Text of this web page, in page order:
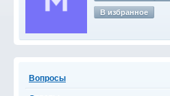
В избранное
Вопросы